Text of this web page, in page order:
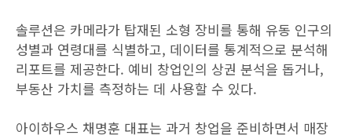
솔루션은 카메라가 탑재된 소형 장비를 통해 유동 인구의
성별과 연령대를 식별하고, 데이터를 통계적으로 분석해
리포트를 제공한다. 예비 창업인의 상권 분석을 돕거나,
부동산 가치를 측정하는 데 사용할 수 있다.
아이하우스 채명훈 대표는 과거 창업을 준비하면서 매장